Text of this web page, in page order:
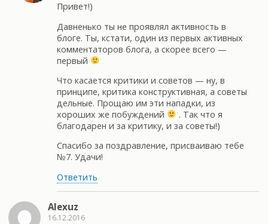
Привет!)
Давненько ты не проявлял активность в
блоге. Ты, кстати, один из первых активных
комментаторов блога, а скорее всего —
первый
Что касается критики и советов — ну, в
принципе, критика конструктивная, а советы
дельные. Прощаю им эти нападки, из
хороших же побуждений
. Так что я
благодарен и за критику, и за советы!)
Спасибо за поздравление, присваиваю тебе
№7. Удачи!
Ответить
Alexuz
16.12.2016